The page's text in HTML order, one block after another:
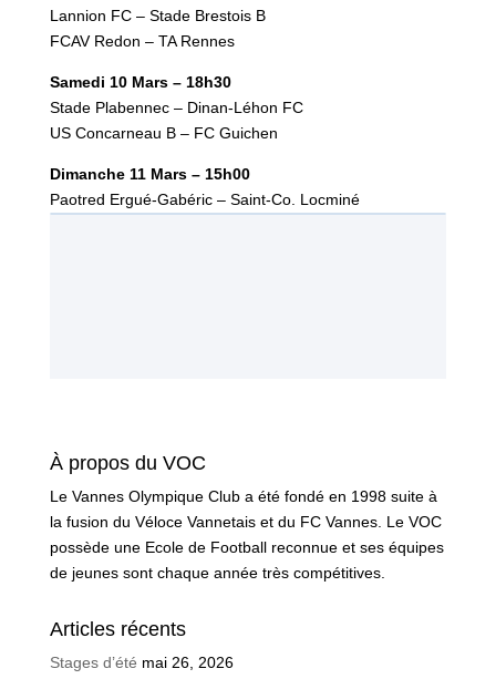
Lannion FC – Stade Brestois B
FCAV Redon – TA Rennes
Samedi 10 Mars – 18h30
Stade Plabennec – Dinan-Léhon FC
US Concarneau B – FC Guichen
Dimanche 11 Mars – 15h00
Paotred Ergué-Gabéric – Saint-Co. Locminé
À propos du VOC
Le Vannes Olympique Club a été fondé en 1998 suite à
la fusion du Véloce Vannetais et du FC Vannes. Le VOC
possède une Ecole de Football reconnue et ses équipes
de jeunes sont chaque année très compétitives.
Articles récents
Stages d’été mai 26, 2026